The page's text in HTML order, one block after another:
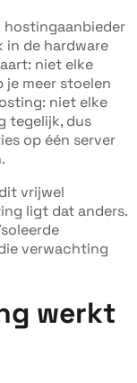
hostingaanbieder
de hardware
niet elke
je meer stoelen
niet elke
tegelijk, dus
op één server
vrijwel
ligt dat anders.
verwachting
werkt